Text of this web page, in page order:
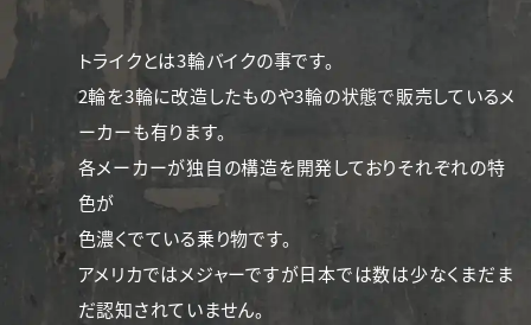
トライクとは3輪バイクの事です。
2輪を3輪に改造したものや3輪の状態で販売しているメ
ーカーも有ります。
各メーカーが独自の構造を開発しておりそれぞれの特
色が
色濃くでている乗り物です。
アメリカではメジャーですが日本では数は少なくまだま
だ認知されていません。